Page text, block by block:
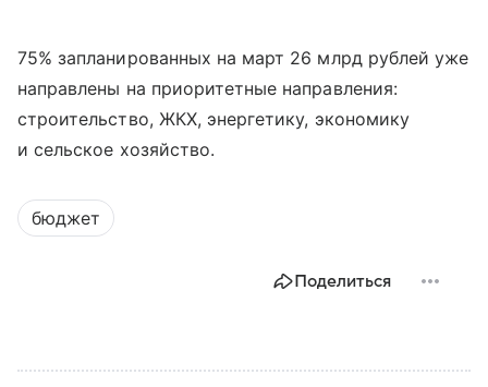
75% запланированных на март 26 млрд рублей уже
направлены на приоритетные направления:
строительство, ЖКХ, энергетику, экономику
и сельское хозяйство.
бюджет
Поделиться